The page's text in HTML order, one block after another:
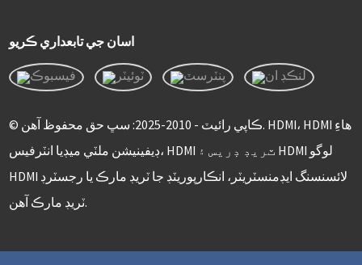
اسان جي تابعداري ڪريو
© ڪاپي رائيٽ - 2010-2025: سڀ حق محفوظ آهن. HDMI، HDMI هاءِ
ڊيفينيشن ملٽي ميڊيا انٽرفيس، HDMI ٽريڊ ڊريس ۽ HDMI لوگو
HDMI لائسنسنگ ايڊمنسٽريٽر، انڪارپوريٽڊ جا ٽريڊ مارڪ يا رجسٽرڊ
ٽريڊ مارڪ آهن.